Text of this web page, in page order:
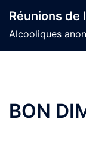
content
Réunions de
Alcooliques
BON